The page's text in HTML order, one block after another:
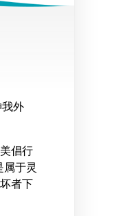
外
倡行
属于灵
者下